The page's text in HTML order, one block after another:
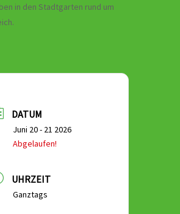
in den Stadtgarten rund um
DATUM
Juni 20 - 21 2026
Abgelaufen!
UHRZEIT
Ganztags